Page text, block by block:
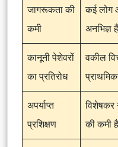
जागरूकता की
कमी
कई लोग
अनभिज्ञ
कानूनी पेशेवरों
का प्रतिरोध
वकील
अपर्याप्त
प्रशिक्षण
विशेषकर
की कमी